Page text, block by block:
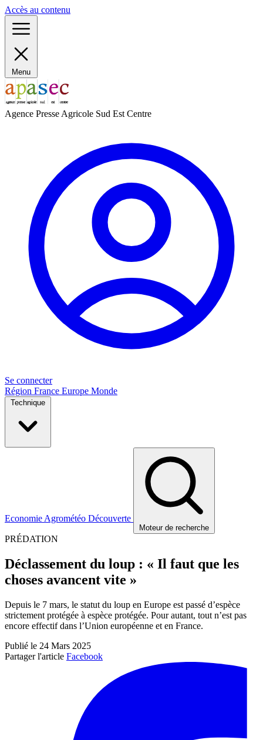
Accès au contenu
Menu
Agence Presse Agricole Sud Est Centre
Se connecter
Région France Europe Monde
Technique
Economie Agrométéo Découverte
Moteur de recherche
PRÉDATION
Déclassement du loup : « Il faut que les
choses avancent vite »
Depuis le 7 mars, le statut du loup en Europe est passé d’espèce
strictement protégée à espèce protégée. Pour autant, tout n’est pas
encore effectif dans l’Union européenne et en France.
Publié le 24 Mars 2025
Partager l'article Facebook
Panneau de gestion des cookies